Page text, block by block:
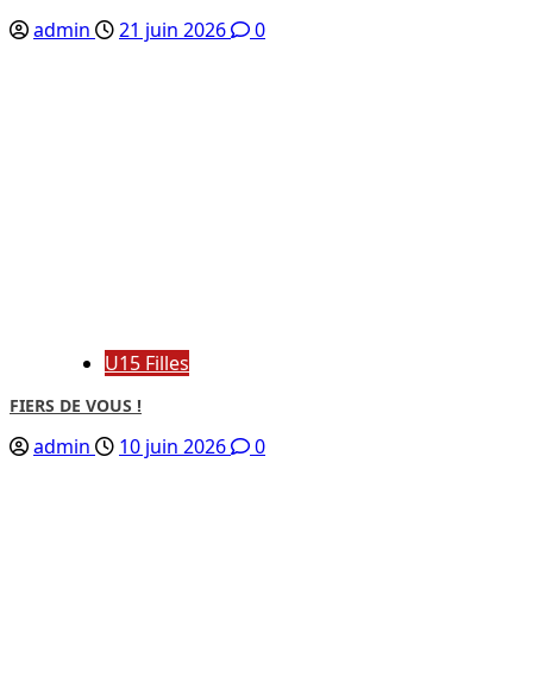
admin 21 juin 2026 0
U15 Filles
FIERS DE VOUS !
admin 10 juin 2026 0